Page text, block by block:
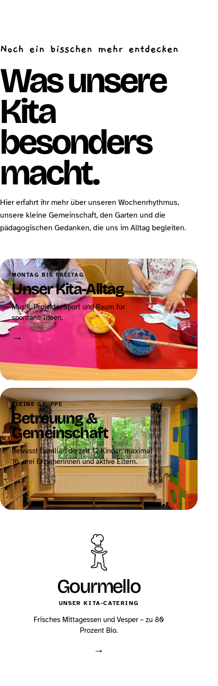
Noch ein bisschen mehr entdecken
Was unsere
Kita
besonders
macht.
Hier erfahrt ihr mehr über unseren Wochenrhythmus,
unsere kleine Gemeinschaft, den Garten und die
pädagogischen Gedanken, die uns im Alltag begleiten.
MONTAG BIS FREITAG
Unser Kita-Alltag
Musik, Projekte, Sport und Raum für
spontane Ideen.
→
KLEINE GRUPPE
Betreuung &
Gemeinschaft
Bewusst familiär: derzeit 12 Kinder, maximal
16, drei Erzieherinnen und aktive Eltern.
→
Gourmello
UNSER KITA-CATERING
Frisches Mittagessen und Vesper – zu 80
Prozent Bio.
→